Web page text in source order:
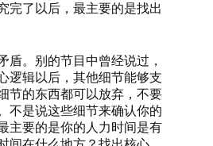
完了以后，最主要的是找出
盾。别的节目中曾经说过，
逻辑以后，其他细节能够支
节的东西都可以放弃，不要
不是说这些细节来确认你的
主要的是你的人力时间是有